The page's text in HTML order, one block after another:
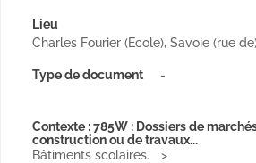
Lieu
Charles Fourier (Ecole), Savoie (rue
Type de document -
Contexte : 785W : Dossiers de
construction ou de travaux...
Bâtiments scolaires.